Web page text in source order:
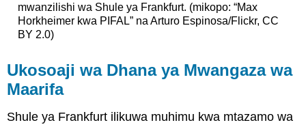
mwanzilishi wa Shule ya Frankfurt. (mikopo: “Max
Horkheimer kwa PIFAL” na Arturo Espinosa/Flickr, CC
BY 2.0)
Ukosoaji wa Dhana ya Mwangaza wa
Maarifa
Shule ya Frankfurt ilikuwa muhimu kwa mtazamo wa